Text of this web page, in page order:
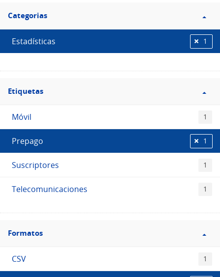
Filtro
Categorias
Categorias
Estadísticas 1
Filtro
Etiquetas
Etiquetas
Móvil 1
Prepago 1
Suscriptores 1
Telecomunicaciones 1
Filtro
Formatos
Formatos
CSV 1